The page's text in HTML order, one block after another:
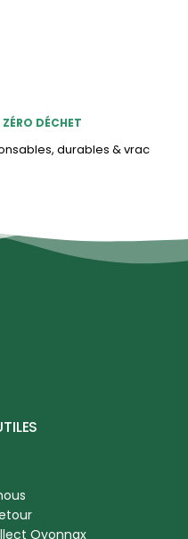
DÉCHET
durables & vrac
Oyonnax